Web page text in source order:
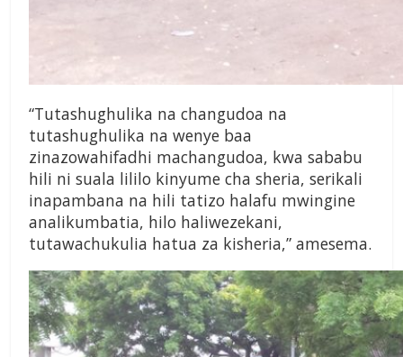
“Tutashughulika na changudoa na
tutashughulika na wenye baa
zinazowahifadhi machangudoa, kwa sababu
hili ni suala lililo kinyume cha sheria, serikali
inapambana na hili tatizo halafu mwingine
analikumbatia, hilo haliwezekani,
tutawachukulia hatua za kisheria,” amesema.